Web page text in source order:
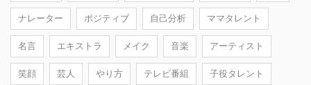
ナレーター ポジティブ 自己分析 ママタレント
名言 エキストラ メイク 音楽 アーティスト
笑顔 芸人 やり方 テレビ番組 子役タレント